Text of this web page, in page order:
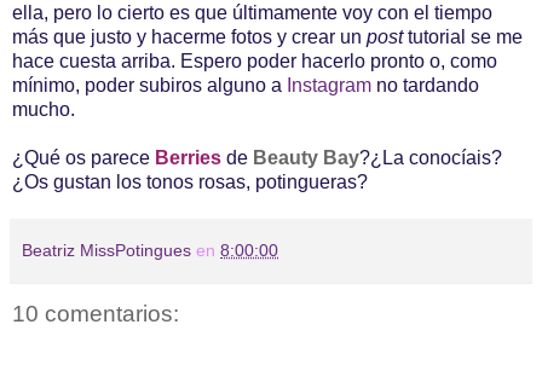
ella, pero lo cierto es que últimamente voy con el tiempo
más que justo y hacerme fotos y crear un posttutorial se me
hace cuesta arriba. Espero poder hacerlo pronto o, como
mínimo, poder subiros alguno a Instagram no tardando
mucho.
¿Qué os parece Berries de Beauty Bay?¿La conocíais?
¿Os gustan los tonos rosas, potingueras?
Beatriz MissPotingues en 8:00:00
10 comentarios: